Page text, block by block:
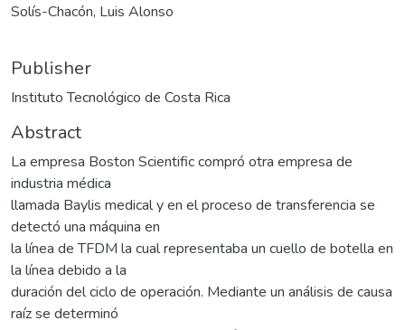
Solís-Chacón, Luis Alonso
Publisher
Instituto Tecnológico de Costa Rica
Abstract
La empresa Boston Scientific compró otra empresa de
industria médica
llamada Baylis medical y en el proceso de transferencia se
detectó una máquina en
la línea de TFDM la cual representaba un cuello de botella en
la línea debido a la
duración del ciclo de operación. Mediante un análisis de causa
raíz se determinó